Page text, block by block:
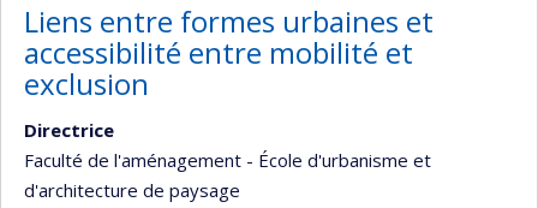
Liens entre formes urbaines et
accessibilité entre mobilité et
exclusion
Directrice
Faculté de l'aménagement - École d'urbanisme et
d'architecture de paysage